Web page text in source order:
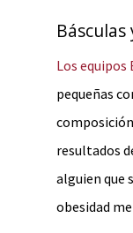
Los equipos
pequeñas
resultados
alguien que
obesidad